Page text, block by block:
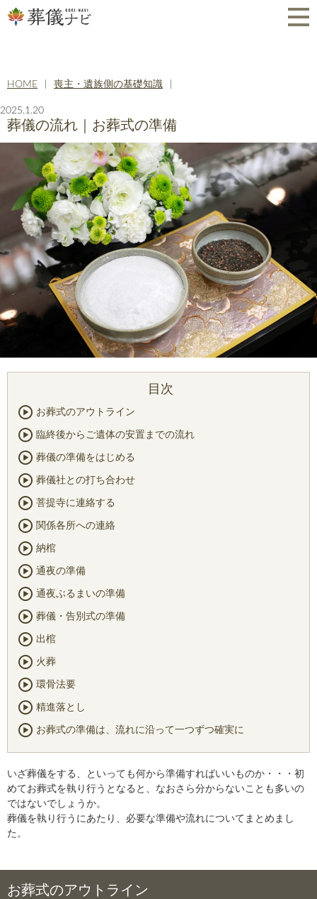
HOME 喪主・遺族側の基礎知識
2025.1.20
葬儀の流れ｜お葬式の準備
お葬式のアウトライン
臨終後からご遺体の安置までの流れ
葬儀の準備をはじめる
葬儀社との打ち合わせ
菩提寺に連絡する
関係各所への連絡
納棺
通夜の準備
通夜ぶるまいの準備
葬儀・告別式の準備
出棺
火葬
環骨法要
精進落とし
お葬式の準備は、流れに沿って一つずつ確実に
いざ葬儀をする、といっても何から準備すればいいものか・・・初
めてお葬式を執り行うとなると、なおさら分からないことも多いの
ではないでしょうか。
葬儀を執り行うにあたり、必要な準備や流れについてまとめまし
た。
お葬式のアウトライン